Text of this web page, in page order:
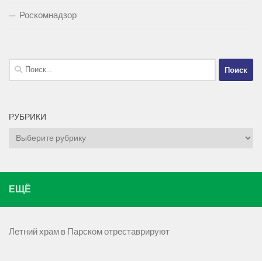
Роскомнадзор
Найти:
РУБРИКИ
Рубрики
ЕЩЁ
Летний храм в Парском отреставрируют